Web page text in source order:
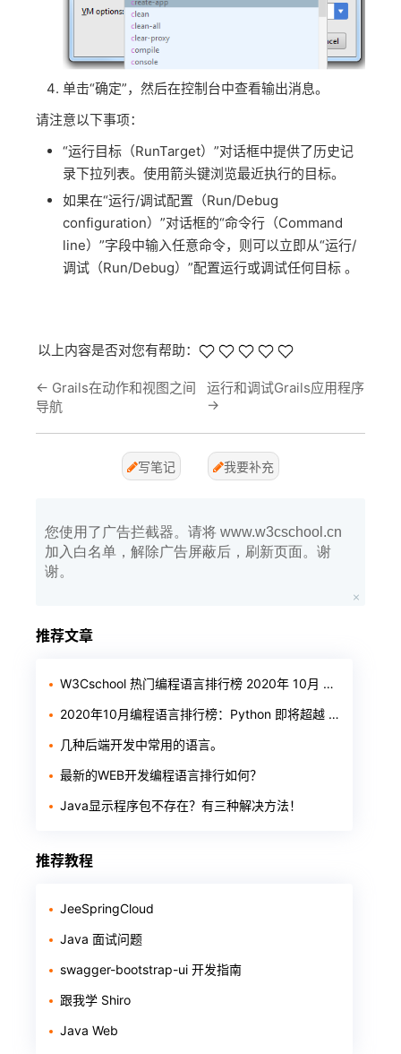
单击“确定”，然后在控制台中查看输出消息。
请注意以下事项：
“运行目标（RunTarget）”对话框中提供了历史记
录下拉列表。使用箭头键浏览最近执行的目标。
如果在“运行/调试配置（Run/Debug
configuration）”对话框的“命令行（Command
line）”字段中输入任意命令，则可以立即从“运行/
调试（Run/Debug）”配置运行或调试任何目标 。
以上内容是否对您有帮助：
← Grails在动作和视图之间
导航
运行和调试Grails应用程序
→
写笔记 我要补充
您使用了广告拦截器。请将 www.w3cschool.cn
加入白名单，解除广告屏蔽后，刷新页面。谢
谢。
推荐文章
W3Cschool 热门编程语言排行榜 2020年 10月 TOP10
2020年10月编程语言排行榜：Python 即将超越 Java
几种后端开发中常用的语言。
最新的WEB开发编程语言排行如何？
Java显示程序包不存在？有三种解决方法！
推荐教程
JeeSpringCloud
Java 面试问题
swagger-bootstrap-ui 开发指南
跟我学 Shiro
Java Web